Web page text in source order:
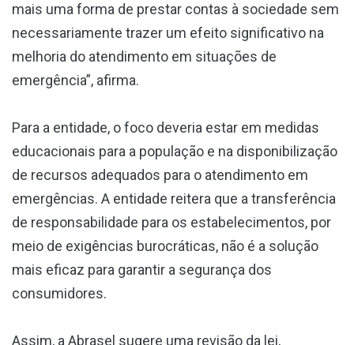
mais uma forma de prestar contas à sociedade sem
necessariamente trazer um efeito significativo na
melhoria do atendimento em situações de
emergência”, afirma.
Para a entidade, o foco deveria estar em medidas
educacionais para a população e na disponibilização
de recursos adequados para o atendimento em
emergências. A entidade reitera que a transferência
de responsabilidade para os estabelecimentos, por
meio de exigências burocráticas, não é a solução
mais eficaz para garantir a segurança dos
consumidores.
Assim, a Abrasel sugere uma revisão da lei,